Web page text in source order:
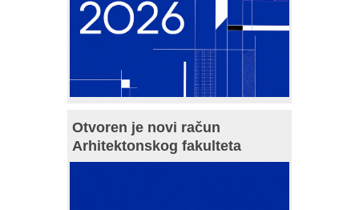
Otvoren je novi račun
Arhitektonskog fakulteta